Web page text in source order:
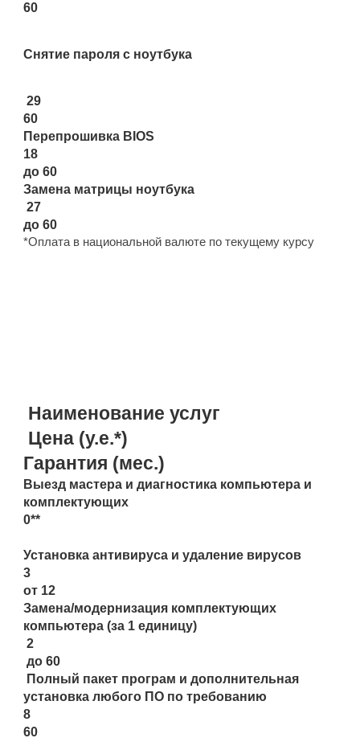
60
Снятие пароля с ноутбука
29
60
Перепрошивка BIOS
18
до 60
Замена матрицы ноутбука
27
до 60
*Оплата в национальной валюте по текущему курсу
Наименование услуг
Цена (у.е.*)
Гарантия (мес.)
Выезд мастера и диагностика компьютера и
комплектующих
0**
Установка антивируса и удаление вирусов
3
от 12
Замена/модернизация комплектующих
компьютера (за 1 единицу)
2
до 60
Полный пакет програм и дополнительная
установка любого ПО по требованию
8
60